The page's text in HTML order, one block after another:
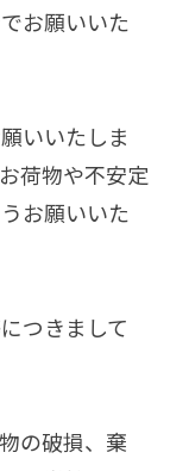
お願いいた
いいたしま
荷物や不安定
お願いいた
つきまして
の破損、棄